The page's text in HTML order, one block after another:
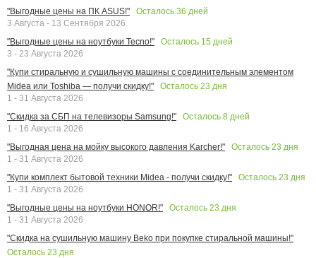
"Выгодные цены на ПК ASUS!"
Осталось 36 дней
3 Августа - 13 Сентября 2026
"Выгодные цены на ноутбуки Tecno!"
Осталось 15 дней
3 - 23 Августа 2026
"Купи стиральную и сушильную машины с соединительным элементом
Midea или Toshiba — получи скидку!"
Осталось 23 дня
1 - 31 Августа 2026
"Скидка за СБП на телевизоры Samsung!"
Осталось 8 дней
1 - 16 Августа 2026
"Выгодная цена на мойку высокого давления Karcher!"
Осталось 23 дня
1 - 31 Августа 2026
"Купи комплект бытовой техники Midea - получи скидку!"
Осталось 23 дня
1 - 31 Августа 2026
"Выгодные цены на ноутбуки HONOR!"
Осталось 23 дня
1 - 31 Августа 2026
"Скидка на сушильную машину Beko при покупке стиральной машины!"
Осталось 23 дня